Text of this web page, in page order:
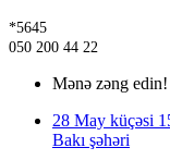
*5645
050 200 44 22
Mənə zəng edin!
28 May küçəsi
Bakı şəhəri